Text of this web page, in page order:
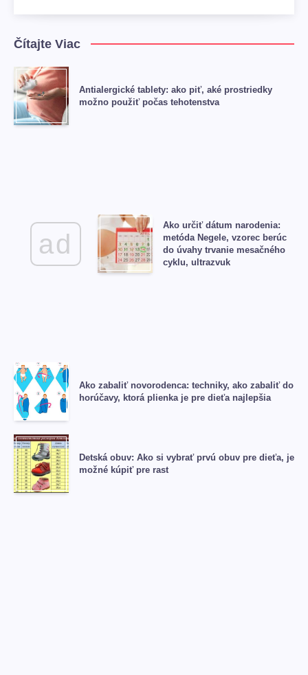
Čítajte Viac
Antialergické tablety: ako piť, aké prostriedky
možno použiť počas tehotenstva
ad
Ako určiť dátum narodenia:
metóda Negele, vzorec berúc
do úvahy trvanie mesačného
cyklu, ultrazvuk
Ako zabaliť novorodenca: techniky, ako zabaliť do
horúčavy, ktorá plienka je pre dieťa najlepšia
Detská obuv: Ako si vybrať prvú obuv pre dieťa, je
možné kúpiť pre rast